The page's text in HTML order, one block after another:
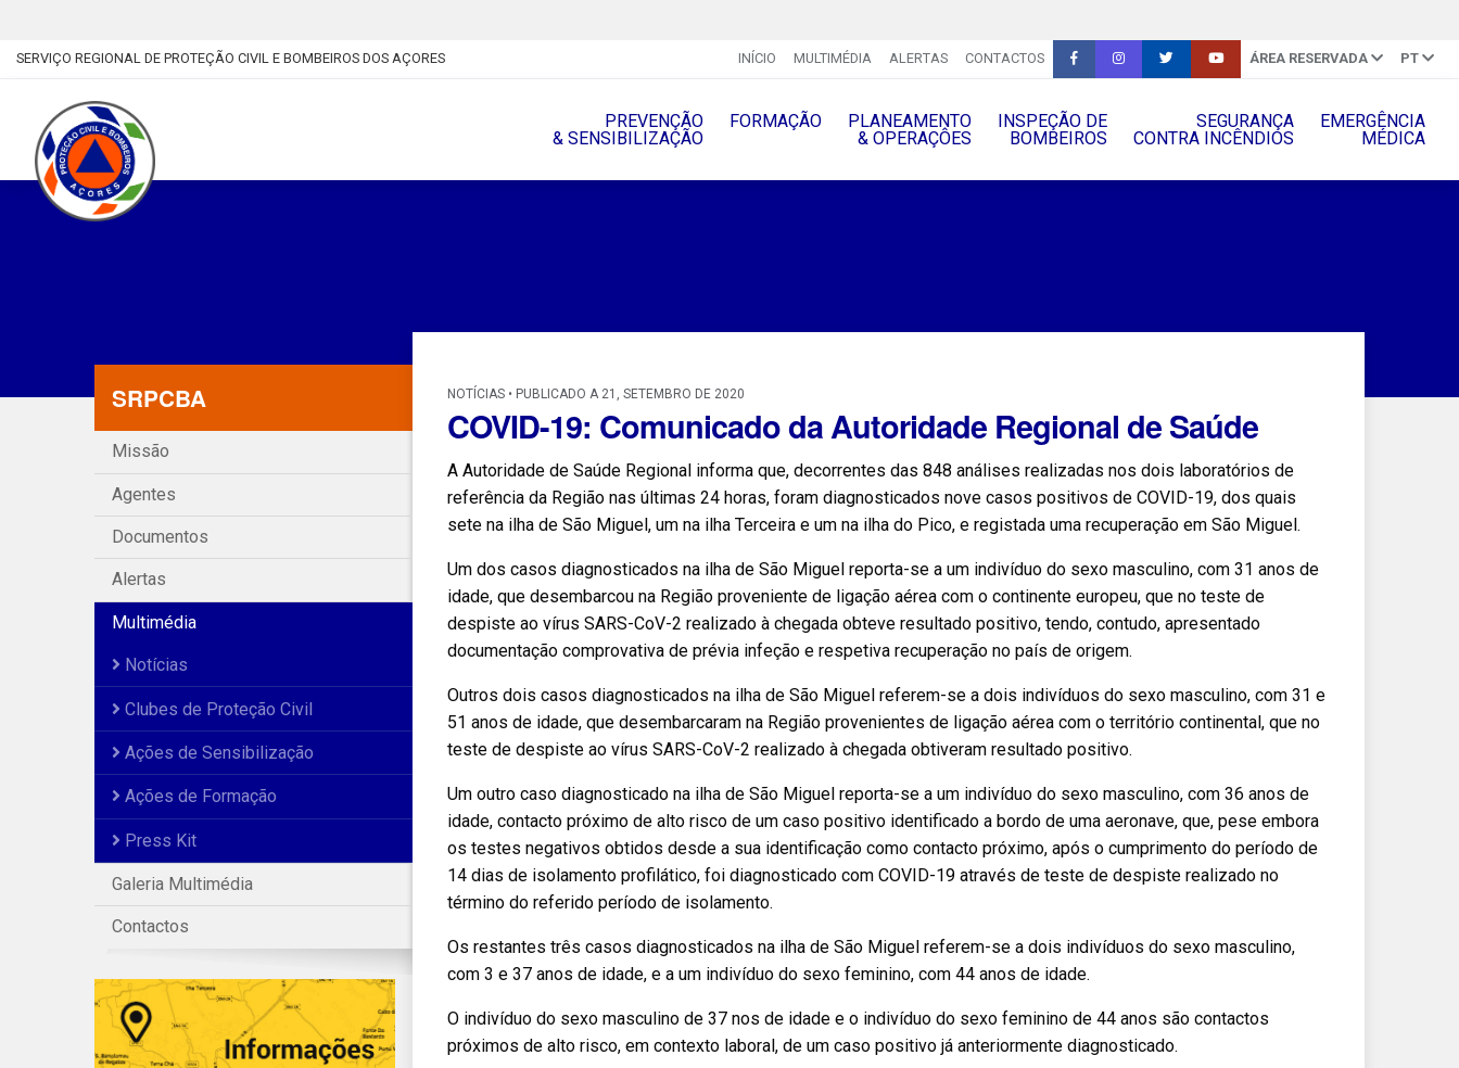
SERVIÇO REGIONAL DE PROTEÇÃO CIVIL E BOMBEIROS DOS AÇORES INÍCIO MULTIMÉDIA ALERTAS CONTACTOS ÁREA RESERVADA PT
PREVENÇÃO
& SENSIBILIZAÇÃO
FORMAÇÃO
PLANEAMENTO
& OPERAÇÔES
INSPEÇÃO DE
BOMBEIROS
SEGURANÇA
CONTRA INCÊNDIOS
EMERGÊNCIA
MÉDICA
SRPCBA
Missão
Agentes
Documentos
Alertas
Multimédia
Notícias
Clubes de Proteção Civil
Ações de Sensibilização
Ações de Formação
Press Kit
Galeria Multimédia
Contactos
NOTÍCIAS • PUBLICADO A 21, SETEMBRO DE 2020
COVID-19: Comunicado da Autoridade Regional de Saúde
A Autoridade de Saúde Regional informa que, decorrentes das 848 análises realizadas nos dois laboratórios de
referência da Região nas últimas 24 horas, foram diagnosticados nove casos positivos de COVID-19, dos quais
sete na ilha de São Miguel, um na ilha Terceira e um na ilha do Pico, e registada uma recuperação em São Miguel.
Um dos casos diagnosticados na ilha de São Miguel reporta-se a um indivíduo do sexo masculino, com 31 anos de
idade, que desembarcou na Região proveniente de ligação aérea com o continente europeu, que no teste de
despiste ao vírus SARS-CoV-2 realizado à chegada obteve resultado positivo, tendo, contudo, apresentado
documentação comprovativa de prévia infeção e respetiva recuperação no país de origem.
Outros dois casos diagnosticados na ilha de São Miguel referem-se a dois indivíduos do sexo masculino, com 31 e
51 anos de idade, que desembarcaram na Região provenientes de ligação aérea com o território continental, que no
teste de despiste ao vírus SARS-CoV-2 realizado à chegada obtiveram resultado positivo.
Um outro caso diagnosticado na ilha de São Miguel reporta-se a um indivíduo do sexo masculino, com 36 anos de
idade, contacto próximo de alto risco de um caso positivo identificado a bordo de uma aeronave, que, pese embora
os testes negativos obtidos desde a sua identificação como contacto próximo, após o cumprimento do período de
14 dias de isolamento profilático, foi diagnosticado com COVID-19 através de teste de despiste realizado no
término do referido período de isolamento.
Os restantes três casos diagnosticados na ilha de São Miguel referem-se a dois indivíduos do sexo masculino,
com 3 e 37 anos de idade, e a um indivíduo do sexo feminino, com 44 anos de idade.
O indivíduo do sexo masculino de 37 nos de idade e o indivíduo do sexo feminino de 44 anos são contactos
próximos de alto risco, em contexto laboral, de um caso positivo já anteriormente diagnosticado.